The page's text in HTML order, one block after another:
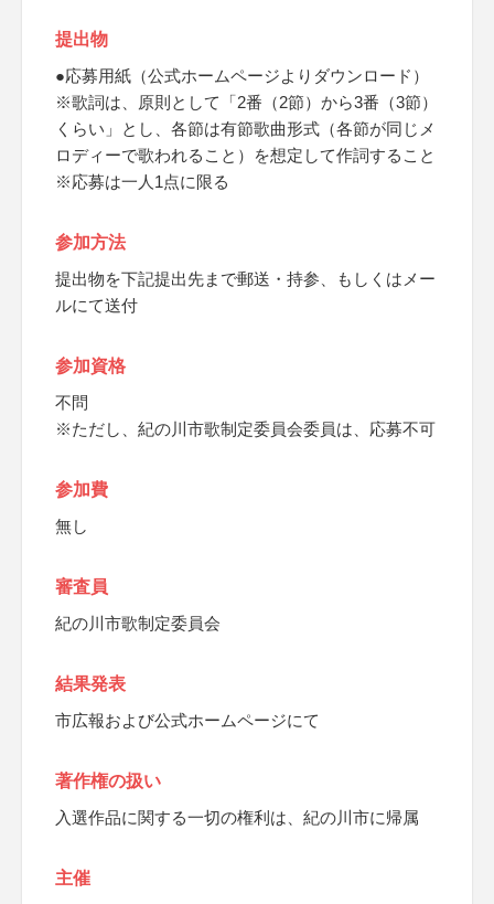
提出物
●応募用紙（公式ホームページよりダウンロード）
※歌詞は、原則として「2番（2節）から3番（3節）
くらい」とし、各節は有節歌曲形式（各節が同じメ
ロディーで歌われること）を想定して作詞すること
※応募は一人1点に限る
参加方法
提出物を下記提出先まで郵送・持参、もしくはメー
ルにて送付
参加資格
不問
※ただし、紀の川市歌制定委員会委員は、応募不可
参加費
無し
審査員
紀の川市歌制定委員会
結果発表
市広報および公式ホームページにて
著作権の扱い
入選作品に関する一切の権利は、紀の川市に帰属
主催